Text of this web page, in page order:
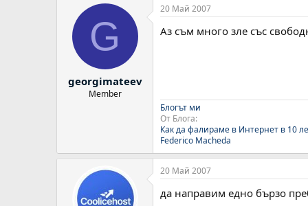
G
georgimateev
Member
20 Май 2007
Аз съм много зле със
Блогът ми
От Блога:
Как да фалираме в Интернет в 10
Federico Macheda
20 Май 2007
да направим едно бързо